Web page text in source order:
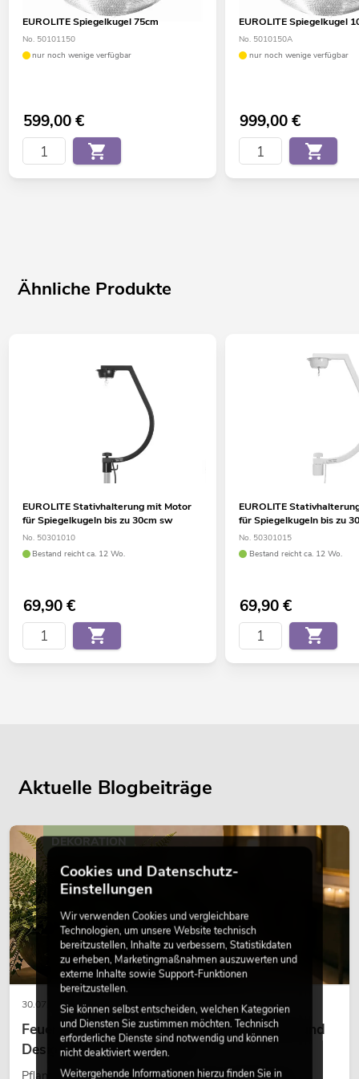
EUROLITE Spiegelkugel 75cm
No. 50101150
nur noch wenige verfügbar
599,00€
EUROLITE Spiegelkugel
No. 5010150A
nur noch wenige verfügbar
999,00€
Ähnliche Produkte
EUROLITE Stativhalterung mit Motor
für Spiegelkugeln bis zu 30cm sw
No. 50301010
Bestand reicht ca. 12 Wo.
69,90€
EUROLITE
für Spiegelkugeln bis zu
No. 50301015
Bestand reicht ca. 12 Wo.
69,90€
Aktuelle Blogbeiträge
30.07.2026
Feuerhemmende Kunstpflanzen: Sicherheit und
Design perfekt kombiniert
Pflanzen machen Räume lebendig. Sie schaffen eine
DEKORATION
Cookies und Datenschutz-
Einstellungen
Wir verwenden Cookies und vergleichbare
Technologien, um unsere Website technisch
bereitzustellen, Inhalte zu verbessern, Statistikdaten
zu erheben, Marketingmaßnahmen auszuwerten und
externe Inhalte sowie Support-Funktionen
bereitzustellen.
Sie können selbst entscheiden, welchen Kategorien
und Diensten Sie zustimmen möchten. Technisch
erforderliche Dienste sind notwendig und können
nicht deaktiviert werden.
Weitergehende Informationen hierzu finden Sie in